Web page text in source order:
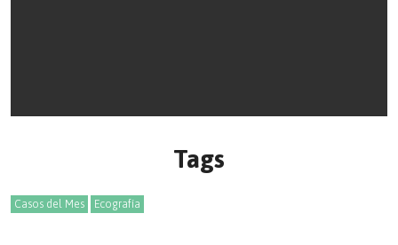
Tags
Casos del Mes Ecografía